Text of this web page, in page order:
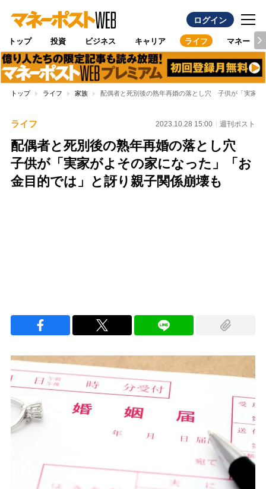
ログイン
トップ 投資 ビジネス キャリア ライフ マネー
トップ ライフ 家族 配偶者と死別後の熟年再婚の落とし穴 子供が「実家が
ライフ 2023.10.28 15:00 週刊ポスト
配偶者と死別後の熟年再婚の落とし穴
子供が「実家がよその家になった」「お
金目的では」と訝り親子関係崩壊も